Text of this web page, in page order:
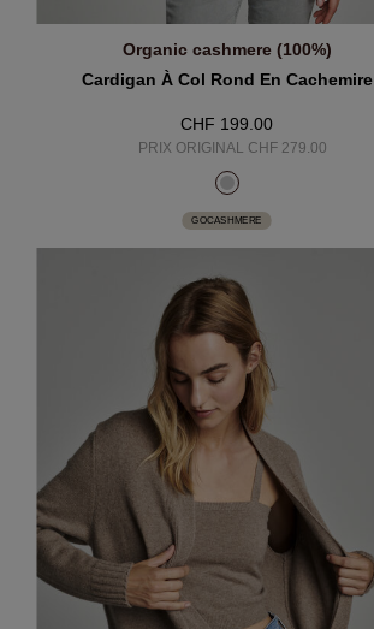
AJOUTER AU PANIER
Organic cashmere (100%)
Cardigan À Col Rond En Cachemire
CHF 199.00
PRIX ORIGINAL CHF 279.00
GOCASHMERE